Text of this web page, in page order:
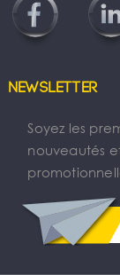
Newsletter
Soyez les
nouveautés